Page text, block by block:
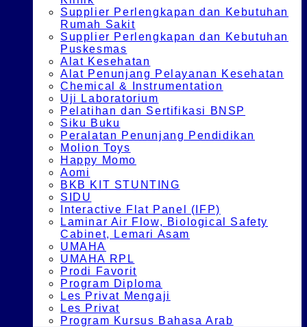
Supplier Perlengkapan dan Kebutuhan
Rumah Sakit
Supplier Perlengkapan dan Kebutuhan
Puskesmas
Alat Kesehatan
Alat Penunjang Pelayanan Kesehatan
Chemical & Instrumentation
Uji Laboratorium
Pelatihan dan Sertifikasi BNSP
Siku Buku
Peralatan Penunjang Pendidikan
Molion Toys
Happy Momo
Aomi
BKB KIT STUNTING
SIDU
Interactive Flat Panel (IFP)
Laminar Air Flow, Biological Safety
Cabinet, Lemari Asam
UMAHA
UMAHA RPL
Prodi Favorit
Program Diploma
Les Privat Mengaji
Les Privat
Program Kursus Bahasa Arab